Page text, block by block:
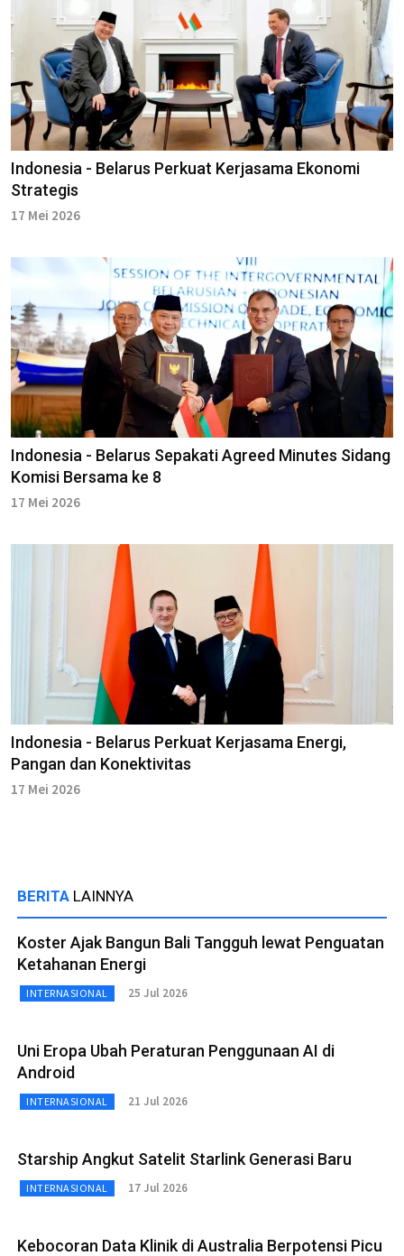
Indonesia - Belarus Perkuat Kerjasama Ekonomi
Strategis
17 Mei 2026
Indonesia - Belarus Sepakati Agreed Minutes Sidang
Komisi Bersama ke 8
17 Mei 2026
Indonesia - Belarus Perkuat Kerjasama Energi,
Pangan dan Konektivitas
17 Mei 2026
BERITA LAINNYA
Koster Ajak Bangun Bali Tangguh lewat Penguatan
Ketahanan Energi
INTERNASIONAL 25 Jul 2026
Uni Eropa Ubah Peraturan Penggunaan AI di
Android
INTERNASIONAL 21 Jul 2026
Starship Angkut Satelit Starlink Generasi Baru
INTERNASIONAL 17 Jul 2026
Kebocoran Data Klinik di Australia Berpotensi Picu